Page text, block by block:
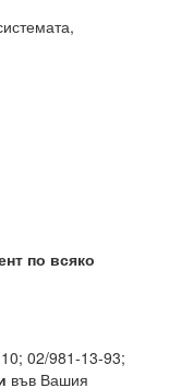
по всяко
02/981-13-93;
във Вашия